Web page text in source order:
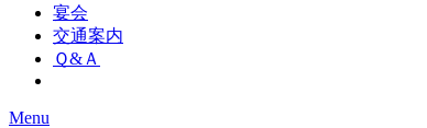
宴会
交通案内
Ｑ&Ａ
Menu